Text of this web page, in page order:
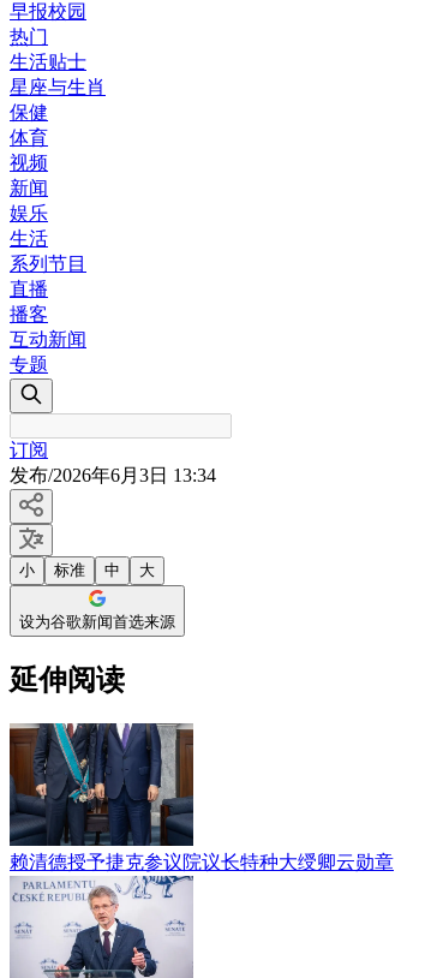
早报校园
热门
生活贴士
星座与生肖
保健
体育
视频
新闻
娱乐
生活
系列节目
直播
播客
互动新闻
专题
订阅
发布/2026年6月3日 13:34
小 标准 中 大
设为谷歌新闻首选来源
延伸阅读
赖清德授予捷克参议院议长特种大绶卿云勋章